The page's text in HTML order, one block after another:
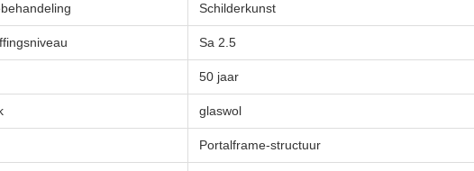
Schilderkunst
Sa 2.5
50 jaar
glaswol
Portalframe-structuur